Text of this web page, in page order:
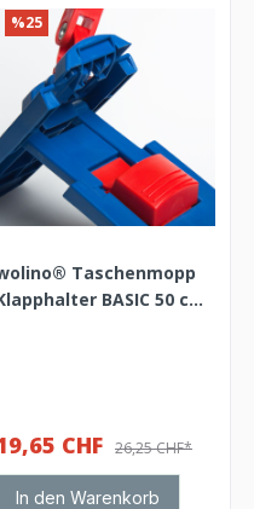
%25
Taschenmopp
BASIC 50 cm
CHF 26,25 CHF*
In den Warenkorb